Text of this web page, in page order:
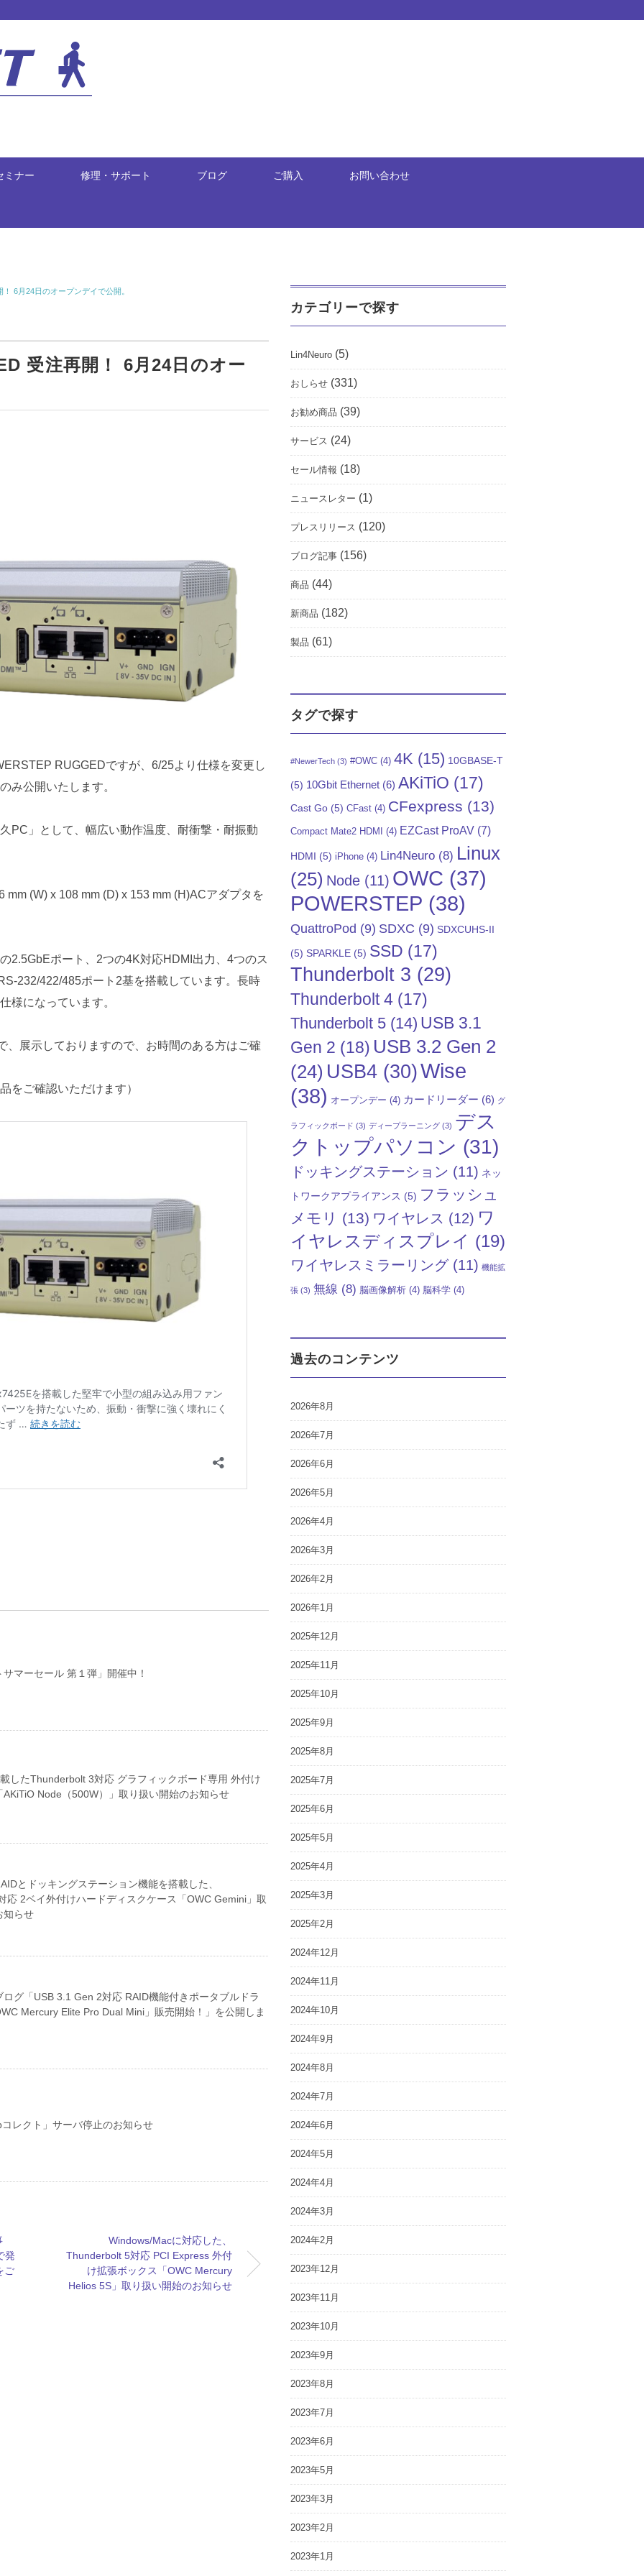
ミナー 修理・サポート ブログ ご購入 お問い合わせ
6月24日のオープンデイで公開。
受注再開！ 6月24日のオー
RUGGEDですが、6/25より仕様を変更し
み公開いたします。
PC」として、幅広い動作温度、耐衝撃・耐振動
(W) x 108 mm (D) x 153 mm (H)ACアダプタを
2.5GbEポート、2つの4K対応HDMI出力、4つのス
232/422/485ポート2基を搭載しています。長時
様になっています。
、展示しておりますので、お時間のある方はご確
をご確認いただけます）
マーセール 第１弾」開催中！
したThunderbolt 3対応 グラフィックボード専用 外付け
AKiTiO Node（500W）」取り扱い開始のお知らせ
とドッキングステーション機能を搭載した、
応 2ベイ外付けハードディスクケース「OWC Gemini」取
知らせ
ログ「USB 3.1 Gen 2対応 RAID機能付きポータブルドラ
Mercury Elite Pro Dual Mini」販売開始！」を公開しま
レクト」サーバ停止のお知らせ
発
ご
Windows/Macに対応した、
Thunderbolt 5対応 PCI Express 外付
け拡張ボックス「OWC Mercury
Helios 5S」取り扱い開始のお知らせ
カテゴリーで探す
Lin4Neuro (5)
おしらせ (331)
お勧め商品 (39)
サービス (24)
セール情報 (18)
ニュースレター (1)
プレスリリース (120)
ブログ記事 (156)
商品 (44)
新商品 (182)
製品 (61)
タグで探す
#NewerTech (3) #OWC (4) 4K (15) 10GBASE-T
(5) 10Gbit Ethernet (6) AKiTiO (17)
Cast Go (5) CFast (4) CFexpress (13)
Compact Mate2 HDMI (4) EZCast ProAV (7)
HDMI (5) iPhone (4) Lin4Neuro (8) Linux
(25) Node (11) OWC (37)
POWERSTEP (38)
QuattroPod (9) SDXC (9) SDXCUHS-II
(5) SPARKLE (5) SSD (17)
Thunderbolt 3 (29)
Thunderbolt 4 (17)
Thunderbolt 5 (14) USB 3.1
Gen 2 (18) USB 3.2 Gen 2
(24) USB4 (30)Wise
(38) オープンデー (4) カードリーダー (6) グ
ラフィックボード (3) ディープラーニング (3) デス
クトップパソコン (31)
ドッキングステーション (11) ネッ
トワークアプライアンス (5) フラッシュ
メモリ (13) ワイヤレス (12) ワ
イヤレスディスプレイ (19)
ワイヤレスミラーリング(11) 機能拡
張 (3) 無線 (8) 脳画像解析 (4) 脳科学 (4)
過去のコンテンツ
2026年8月
2026年7月
2026年6月
2026年5月
2026年4月
2026年3月
2026年2月
2026年1月
2025年12月
2025年11月
2025年10月
2025年9月
2025年8月
2025年7月
2025年6月
2025年5月
2025年4月
2025年3月
2025年2月
2024年12月
2024年11月
2024年10月
2024年9月
2024年8月
2024年7月
2024年6月
2024年5月
2024年4月
2024年3月
2024年2月
2023年12月
2023年11月
2023年10月
2023年9月
2023年8月
2023年7月
2023年6月
2023年5月
2023年3月
2023年2月
2023年1月